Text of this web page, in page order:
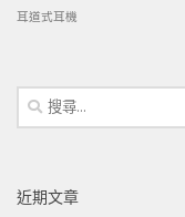
耳道式耳機
搜
尋
字:
近期文章